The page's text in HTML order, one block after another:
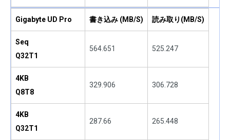
Gigabyte UD Pro 書き込み (MB/S) 読み取り(MB/S)
Seq
Q32T1
564.651 525.247
4KB
Q8T8
329.906 306.728
4KB
Q32T1
287.66 265.448